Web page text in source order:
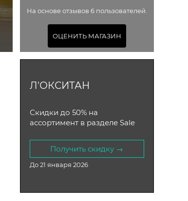
На основе отзывов 6 пользователей.
ОЦЕНИТЬ МАГАЗИН
Л'ОКСИТАН
Скидки до 50% на
ассортимент в разделе Sale
Получить скидку →
До 21 января 2026